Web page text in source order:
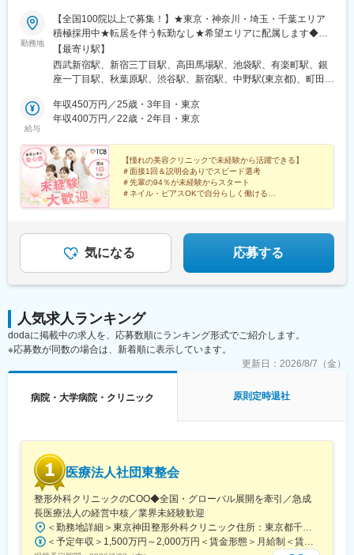
駅、小倉駅(福岡県)、東比恵駅、鹿児島中央駅、水道町駅、五島町
駅、旭橋駅、西早稲田駅、末広町駅(東京都)、立川南駅、高輪ゲー
トウェイ駅、九品仏駅、新高島駅、東宿郷駅、葭川公園駅、大神
宮下駅、大通駅、仙台駅、栄町駅(愛知県)、国際センター駅、日吉
町駅、第一通り駅、三島駅、七ツ屋駅、富山駅、福井城址大名町
都市営)、京都河原町駅、神戸三宮駅(阪神)、本通駅、高松駅(香川
県)、南堀端駅、はりまや橋駅、旦過駅、高見橋駅、熊本城・市役
勤務地
【全国100院以上で募集！】★東京・神奈川・埼玉・千葉エリア
積極採用中★転居を伴う転勤なし★希望エリアに配属します◆ク
リニック一覧＜全国100院以上展開＞【北海道・東北】旭川駅前
院、青森院、盛岡院、秋田院、山形院、仙台駅前院、福島院、郡
山院 など【関東】新宿東口院、池袋駅前院、品川院、秋葉原
横浜院、大宮東口院、水戸院、つくば院、宇都宮院、高崎院、前
橋院 など【中部】名古屋駅前院 、名古屋栄院、金山院、岐阜
院、長野院、松本院、山梨甲府駅前院 など【近畿】梅田大阪駅
前院、大阪阪急梅田駅前院、枚方院、天王寺院、堺院、なんば
院、心斎橋院、京都駅前院、奈良院、和歌山院、四日市院 など
【中四国】広島院、福山院、松山院、高松院、高知院、徳島院、
松江院、周南徳山駅ビル院 など【九州・沖縄】小倉院、佐賀
煙対策】屋内原則禁煙
【最寄り駅】
西武新宿駅、新宿三丁目駅、高田馬場駅、池袋駅、有楽町駅、銀
座一丁目駅、秋葉原駅、渋谷駅、新宿駅、中野駅(東京都)、町田
浜駅、横浜駅、川崎駅、藤沢駅、本厚木駅、大宮駅(埼玉県)、川口
駅、川越駅、南越谷駅、宇都宮駅、水戸駅、つくば駅、千葉駅、
駅、さっぽろ駅、あおば通駅、福島駅(福島県)、郡山駅(福島県)、
青森駅、盛岡駅、山形駅、秋田駅、矢場町駅、近鉄名古屋駅、金
山駅(愛知県)、豊田市駅、駅前大通駅、名鉄岐阜駅、静岡駅、新浜
松駅、三島広小路駅、長野駅、松本駅、北鉄金沢駅、新潟駅、近
鉄四日市駅、電鉄富山駅、福井駅、甲府駅、東梅田駅、大阪難波
前駅、江坂駅、心斎橋駅、京都駅、烏丸駅、三ノ宮駅、姫路駅、
近鉄奈良駅、和歌山駅、草津駅(滋賀県)、徳山駅、立町駅、福山
下駅、東池袋駅、日比谷駅、銀座駅、岩本町駅、立川駅、京王八
王子駅、高輪台駅、奥沢駅、神奈川駅、平沼橋駅、京急川崎駅、
石上駅、新越谷駅、宇都宮駅東口駅、新千葉駅、栄町駅(千葉県)、
船橋駅、札幌駅、仙台駅(地下鉄)、曽根田駅、栄駅(愛知県)、名古
駅、三島田町駅、市役所前駅(長野県)、金沢駅、あすなろう四日市
線)、なんば駅(地下鉄)、高槻駅、梅田駅(地下鉄)、宮之阪駅、大阪
駅、高知橋駅、眉山ロープウェイ山麓駅、天神駅、小倉駅(福岡
県)、東比恵駅、鹿児島中央駅、水道町駅、五島町駅、旭橋駅、西
早稲田駅、末広町駅(東京都)、立川南駅、高輪ゲートウェイ駅、九
品仏駅、新高島駅、東宿郷駅、葭川公園駅、大神宮下駅、大通
駅、仙台駅、栄町駅(愛知県)、国際センター駅、日吉町駅、第一通
り駅、三島駅、七ツ屋駅、富山駅、福井城址大名町駅、なんば駅
(南海線)、大阪駅、天王寺駅、西大橋駅、五条駅(京都市営)、京都
給与
年収450万円／25歳・3年目・東京
年収400万円／22歳・2年目・東京
【憧れの美容クリニックで未経験から活躍できる】
＃面接1回＆説明会ありでスピード選考
＃先輩の94％が未経験からスタート
＃ネイル・ピアスOKで自分らしく働ける
気になる 応募する
人気求人ランキング
dodaに掲載中の求人を、応募数順にランキング形式でご紹介します。
※応募数が同数の場合は、新着順に表示しています。
更新日： 2026/8/7（金）
病院・大学病院・クリニック 原則定時退社
医療法人社団東整会
整形外科クリニックのCOO◆全国・グローバル展開を牽引／急成
長医療法人の経営中核／業界未経験歓迎
＜勤務地詳細＞東京神田整形外科クリニック住所：東京都千代田区鍛冶町2丁目8-6 メディカルプライム神田3F勤務地最寄駅：JR山手線／神田駅受動喫煙対策：屋内全面禁煙変更の範囲：会社の定める事業所
＜予定年収＞1,500万円～2,000万円＜賃金形態＞月給制＜賃金内訳＞月額（基本給）：1,200,000円～1,500,000円＜月給＞1,200,000円～1,500,000円＜昇給有無＞有＜残業手当＞有＜給与補足＞※経験やスキルを考慮して決定します。■昇給：年1回■賞与：年2回賃金はあくまでも目安の金額であり、選考を通じて上下する可能性があります。月給(月額)は固定手当を含めた表記です。